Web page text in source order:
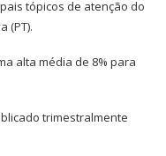
tópicos de atenção do
(PT).
alta média de 8% para
trimestralmente